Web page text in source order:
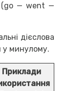
(go — went —
дієслова
у минулому.
Приклади